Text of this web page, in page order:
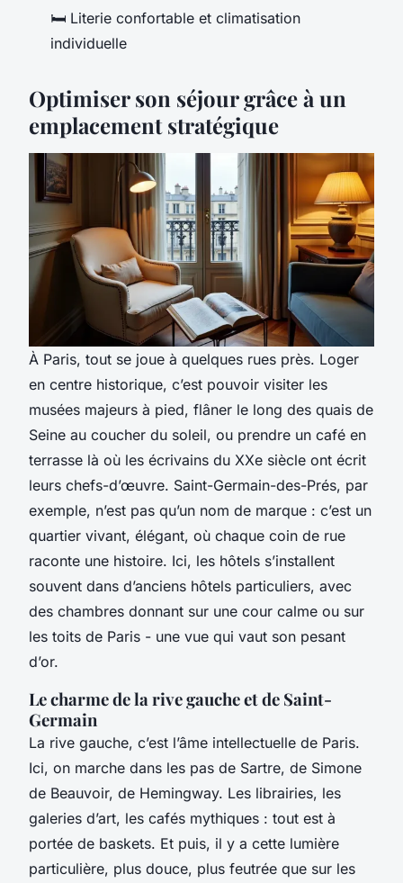
🛏️ Literie confortable et climatisation
individuelle
Optimiser son séjour grâce à un
emplacement stratégique
À Paris, tout se joue à quelques rues près. Loger
en centre historique, c’est pouvoir visiter les
musées majeurs à pied, flâner le long des quais de
Seine au coucher du soleil, ou prendre un café en
terrasse là où les écrivains du XXe siècle ont écrit
leurs chefs-d’œuvre. Saint-Germain-des-Prés, par
exemple, n’est pas qu’un nom de marque : c’est un
quartier vivant, élégant, où chaque coin de rue
raconte une histoire. Ici, les hôtels s’installent
souvent dans d’anciens hôtels particuliers, avec
des chambres donnant sur une cour calme ou sur
les toits de Paris - une vue qui vaut son pesant
d’or.
Le charme de la rive gauche et de Saint-
Germain
La rive gauche, c’est l’âme intellectuelle de Paris.
Ici, on marche dans les pas de Sartre, de Simone
de Beauvoir, de Hemingway. Les librairies, les
galeries d’art, les cafés mythiques : tout est à
portée de baskets. Et puis, il y a cette lumière
particulière, plus douce, plus feutrée que sur les